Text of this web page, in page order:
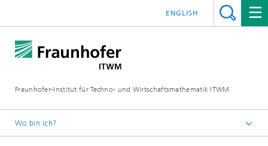
Fraunhofer-Institut für Techno- und Wirtschaftsmathematik ITWM
ENGLISH
Wo bin ich?